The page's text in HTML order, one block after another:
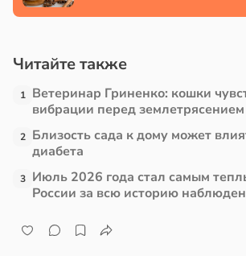
17:21
Читайте также
1 Ветеринар Гриненко: кошки
вибрации перед землетрясением
2 Близость сада к дому может
диабета
3 Июль 2026 года стал самым
России за всю историю